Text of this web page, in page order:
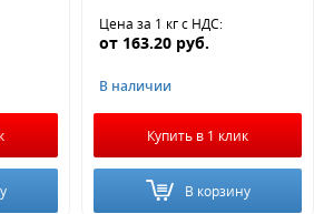
подходящего?
найдем то, что вам нужно
Цена за 1 кгс НДС:
от 163.20 руб.
В наличии
Купить в 1 клик
В корзину